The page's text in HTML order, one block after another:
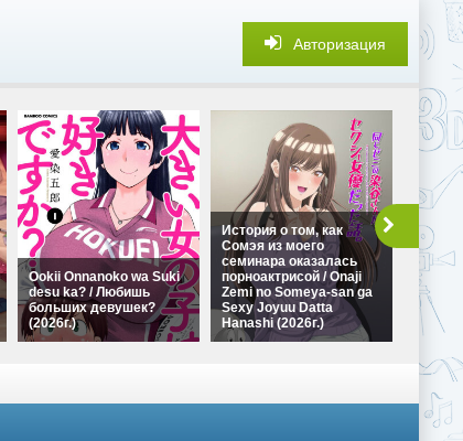
Авторизация
Ookii Onnanoko wa Suki
desu ka? / Любишь
больших девушек?
(2026г.)
История о том, как
Сомэя из моего
семинара оказалась
порноактрисой / Onaji
Zemi no Someya-san ga
Sexy Joyuu Datta
Hanashi (2026г.)
В
можно
wa